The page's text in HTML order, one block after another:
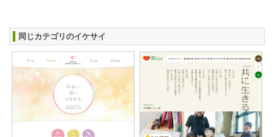
同じカテゴリのイケサイ